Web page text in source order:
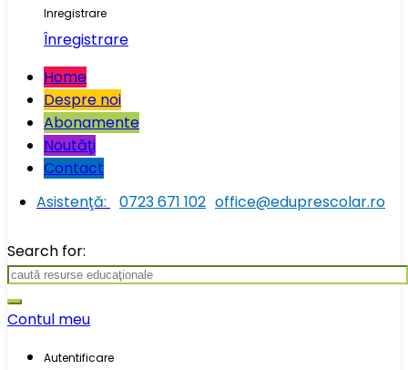
Inregistrare
Înregistrare
Home
Despre noi
Abonamente
Noutăţi
Contact
Asistenţă:
0723 671 102 office@eduprescolar.ro
Search for:
Contul meu
Autentificare